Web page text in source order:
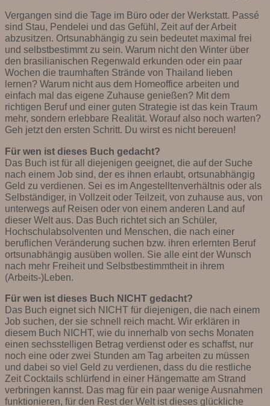
Vergangen sind die Tage im Büro oder der Werkstatt. Passé
sind Stau, Pendelei und das Gefühl, Zeit auf der Arbeit
abzusitzen. Ortsunabhängig zu sein bedeutet maximal frei
und selbstbestimmt zu sein. Warum nicht den Winter über
den brasilianischen Regenwald erkunden oder ein paar
Wochen die traumhaften Strände von Thailand lieben
lernen? Warum nicht aus dem Homeoffice arbeiten und
einfach mal das eigene Zuhause genießen? Mit dem
richtigen Beruf und einer guten Strategie ist das kein Traum
mehr, sondern erlebbare Realität. Worauf also noch warten?
Geh jetzt den ersten Schritt. Du wirst es nicht bereuen!
Für wen ist dieses Buch gedacht?
Das Buch ist für all diejenigen geeignet, die auf der Suche
nach einem Job sind, der es ihnen erlaubt, ortsunabhängig
Geld zu verdienen. Sei es im Angestelltenverhältnis oder als
Selbständiger, in Vollzeit oder Teilzeit, von zuhause aus, von
unterwegs auf Reisen oder von einem anderen Land auf
dieser Welt aus. Das Buch richtet sich an Schüler,
Hochschulabsolventen und Menschen, die nach einer
beruflichen Veränderung suchen bzw. ihren erlernten Beruf
ortsunabhängig ausüben wollen. Sie alle eint der Wunsch
nach mehr Freiheit und Selbstbestimmtheit in ihrem
(Arbeits-)Leben.
Für wen ist dieses Buch NICHT gedacht?
Das Buch eignet sich NICHT für diejenigen, die nach einem
Job suchen, der sie schnell reich macht. Wir erklären in
diesem Buch NICHT, wie du innerhalb von sechs Monaten
einen sechsstelligen Betrag verdienst oder es schaffst, nur
noch eine oder zwei Stunden am Tag arbeiten zu müssen
und dabei so viel Geld zu verdienen, dass du die restliche
Zeit Cocktails schlürfend in einer Hängematte am Strand
verbringen kannst. Das mag für ein paar wenige Ausnahmen
funktionieren, für den Rest der Welt ist dieses glückliche